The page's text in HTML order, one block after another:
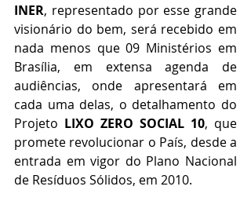
INER, representado por esse grande
visionário do bem, será recebido em
nada menos que 09 Ministérios em
Brasília, em extensa agenda de
audiências, onde apresentará em
cada uma delas, o detalhamento do
Projeto LIXO ZERO SOCIAL 10, que
promete revolucionar o País, desde a
entrada em vigor do Plano Nacional
de Resíduos Sólidos, em 2010.